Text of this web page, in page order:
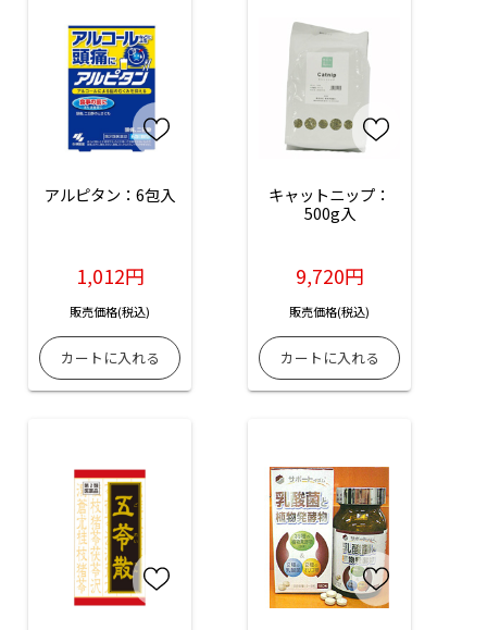
アルピタン：6包入
1,012円
販売価格(税込)
キャットニップ：
500g入
9,720円
販売価格(税込)